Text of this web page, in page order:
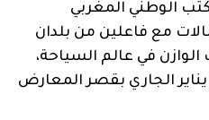
الوطني المغربي
مع فاعلين من بلدان
في عالم السياحة،
والذي سيستمر إلى غاية 23 يناير الجاري بقصر المعارض